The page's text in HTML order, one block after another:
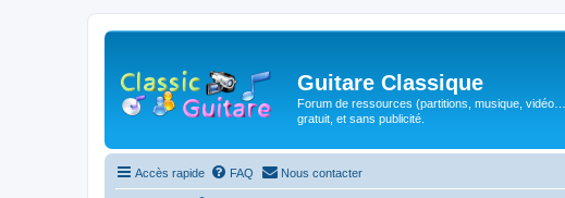
Guitare Classique
Forum de ressources (partitions, musique,
gratuit, et sans publicité.
Accès rapide FAQ Nous contacter